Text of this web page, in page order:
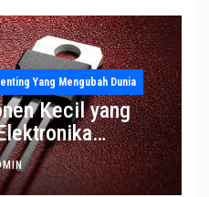
Yang Mengubah Dunia
Kecil yang